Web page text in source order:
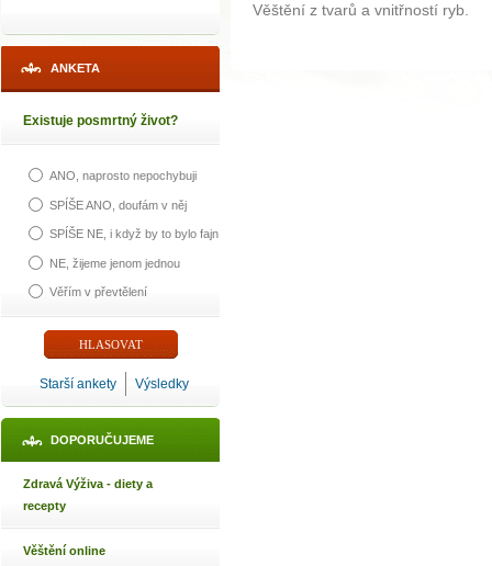
ANKETA
Existuje posmrtný život?
ANO, naprosto nepochybuji
SPÍŠE ANO, doufám v něj
SPÍŠE NE, i když by to bylo fajn
NE, žijeme jenom jednou
Věřím v převtělení
Starší ankety Výsledky
DOPORUČUJEME
Zdravá Výživa - diety a
recepty
Věštění online
Věštění z tvarů a vnitřností ryb.